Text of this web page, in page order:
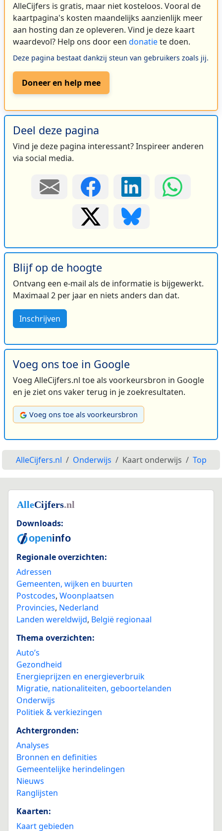
AlleCijfers is gratis, maar niet kosteloos. Vooral de
kaartpagina's kosten maandelijks aanzienlijk meer
aan hosting dan ze opleveren. Vind je deze kaart
waardevol? Help ons door een donatiete doen.
Deze pagina bestaat dankzij steun van gebruikers zoals jij.
Doneer en help mee
Deel deze pagina
Vind je deze pagina interessant? Inspireer anderen
via social media.
Blijf op de hoogte
Ontvang een e-mail als de informatie is bijgewerkt.
Maximaal 2 per jaar en niets anders dan dat.
Inschrijven
Voeg ons toe in Google
Voeg AlleCijfers.nl toe als voorkeursbron in Google
en je ziet ons vaker terug in je zoekresultaten.
Voeg ons toe als voorkeursbron
AlleCijfers.nl Onderwijs Kaart onderwijs Top
Downloads:
Regionale overzichten:
Adressen
Gemeenten, wijken en buurten
Postcodes, Woonplaatsen
Provincies, Nederland
Landen wereldwijd, België regionaal
Thema overzichten:
Auto’s
Gezondheid
Energieprijzen en energieverbruik
Migratie, nationaliteiten, geboortelanden
Onderwijs
Politiek & verkiezingen
Achtergronden:
Analyses
Bronnen en definities
Gemeentelijke herindelingen
Nieuws
Ranglijsten
Kaarten:
Kaart gebieden